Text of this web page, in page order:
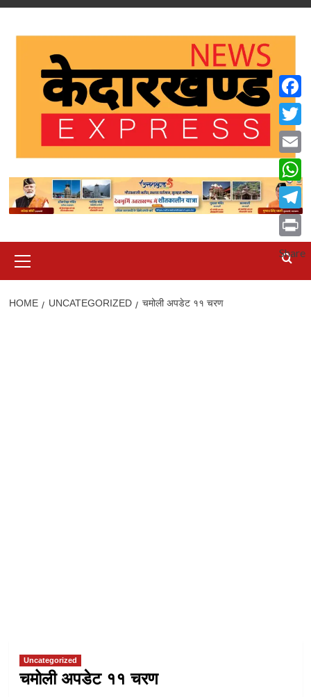
Skip
Menu
HOME UNCATEGORIZED चमोली अपडेट ११ चरण
Uncategorized
चमोली अपडेट ११ चरण
Email
Print
Share